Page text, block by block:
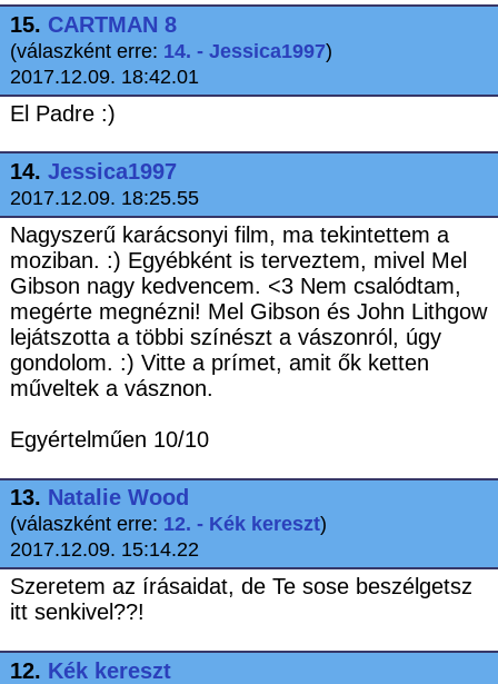
15. CARTMAN 8
(válaszként erre: 14. - Jessica1997)
2017.12.09. 18:42.01
El Padre :)
14. Jessica1997
2017.12.09. 18:25.55
Nagyszerű karácsonyi film, ma tekintettem a
moziban. :) Egyébként is terveztem, mivel Mel
Gibson nagy kedvencem. <3 Nem csalódtam,
megérte megnézni! Mel Gibson és John Lithgow
lejátszotta a többi színészt a vászonról, úgy
gondolom. :) Vitte a prímet, amit ők ketten
műveltek a vásznon.
Egyértelműen 10/10
13. Natalie Wood
(válaszként erre: 12. - Kék kereszt)
2017.12.09. 15:14.22
Szeretem az írásaidat, de Te sose beszélgetsz
itt senkivel??!
12. Kék kereszt